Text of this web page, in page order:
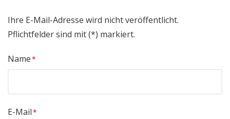
Ihre E-Mail-Adresse wird nicht veröffentlicht.
Pflichtfelder sind mit (*) markiert.
Name
E-Mail